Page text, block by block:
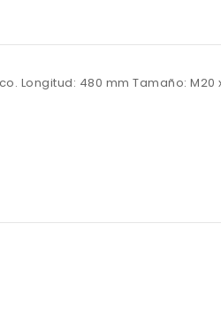
480 mm Tamaño: M20 x